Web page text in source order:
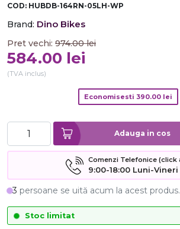
COD: HUBDB-164RN-05LH-WP
Brand: Dino Bikes
Pret vechi: 974.00 lei
584.00 lei
(TVA inclus)
Economisesti 390.00 lei
Adauga in cos
Comenzi Telefonice (click
9:00-18:00 Luni-Vineri
3 persoane se uită acum la acest produs.
Stoc limitat